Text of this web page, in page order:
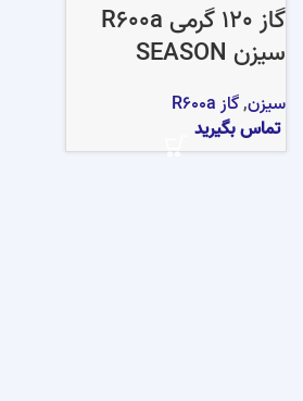
گاز 120 گرمی R600a
سیزن SEASON
سیزن,گاز R600a
تماس بگیرید